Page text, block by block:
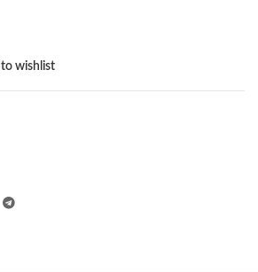
wishlist